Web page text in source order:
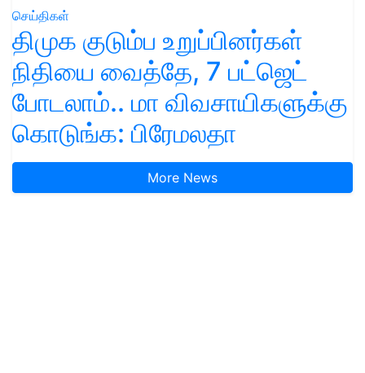
செய்திகள்
திமுக குடும்ப உறுப்பினர்கள்
நிதியை வைத்தே, 7 பட்ஜெட்
போடலாம்.. மா விவசாயிகளுக்கு
கொடுங்க: பிரேமலதா
More News